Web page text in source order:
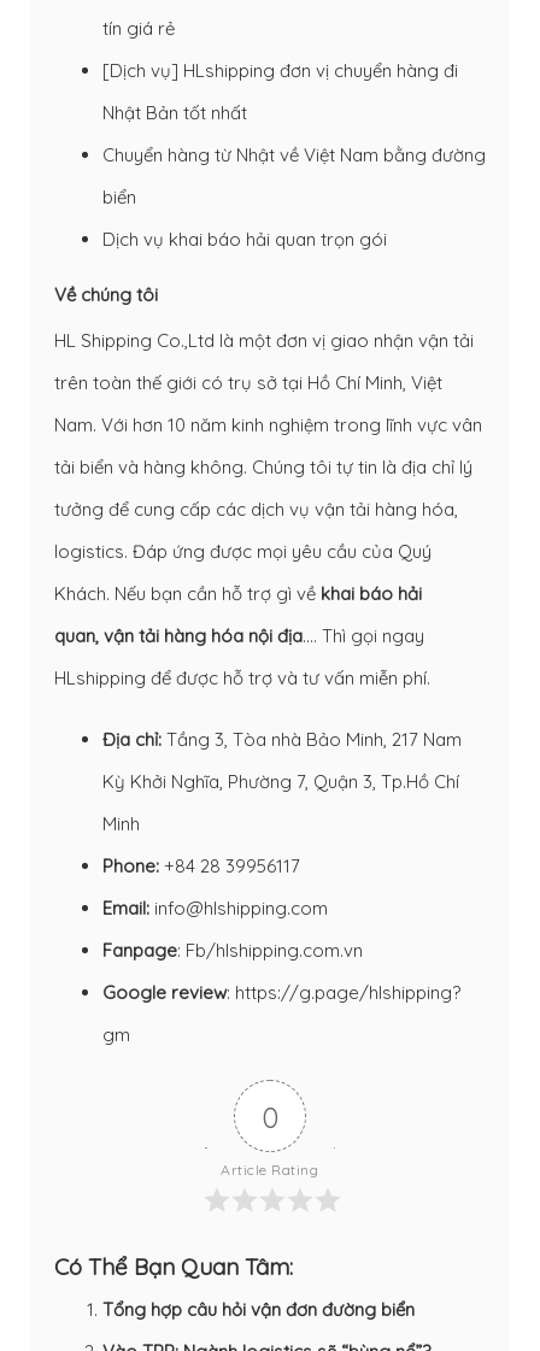
tín giá rẻ
[Dịch vụ] HLshipping đơn vị chuyển hàng đi
Nhật Bản tốt nhất
Chuyển hàng từ Nhật về Việt Nam bằng đường
biển
Dịch vụ khai báo hải quan trọn gói
Về chúng tôi
HL Shipping Co.,Ltd là một đơn vị giao nhận vận tải
trên toàn thế giới có trụ sở tại Hồ Chí Minh, Việt
Nam. Với hơn 10 năm kinh nghiệm trong lĩnh vực vân
tải biển và hàng không. Chúng tôi tự tin là địa chỉ lý
tưởng để cung cấp các dịch vụ vận tải hàng hóa,
logistics. Đáp ứng được mọi yêu cầu của Quý
Khách. Nếu bạn cần hỗ trợ gì về khai báo hải
quan, vận tải hàng hóa nội địa…. Thì gọi ngay
HLshipping để được hỗ trợ và tư vấn miễn phí.
Địa chỉ: Tầng 3, Tòa nhà Bảo Minh, 217 Nam
Kỳ Khởi Nghĩa, Phường 7, Quận 3, Tp.Hồ Chí
Minh
Phone: +84 28 39956117
Email: info@hlshipping.com
Fanpage: Fb/hlshipping.com.vn
Google review: https://g.page/hlshipping?
gm
0
Article Rating
Có Thể Bạn Quan Tâm:
Tổng hợp câu hỏi vận đơn đường biển